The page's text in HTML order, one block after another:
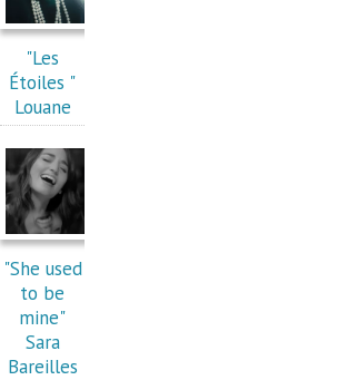
"Les
Étoiles "
Louane
"She used
to be
mine"
Sara
Bareilles